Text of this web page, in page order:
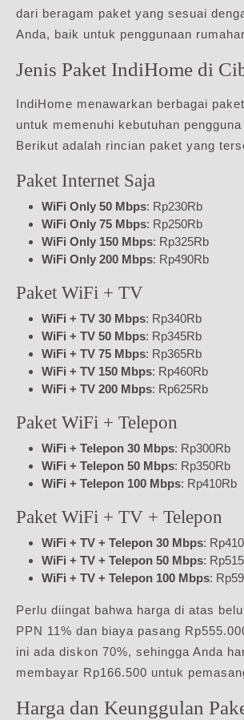
dari beragam paket yang sesuai
Anda, baik untuk penggunaan
Jenis Paket IndiHome di
IndiHome menawarkan berbagai
untuk memenuhi kebutuhan
Berikut adalah rincian paket yang
Paket Internet Saja
WiFi Only 50 Mbps: Rp230Rb
WiFi Only 75 Mbps: Rp250Rb
WiFi Only 150 Mbps: Rp325Rb
WiFi Only 200 Mbps: Rp490Rb
Paket WiFi + TV
WiFi + TV 30 Mbps: Rp340Rb
WiFi + TV 50 Mbps: Rp345Rb
WiFi + TV 75 Mbps: Rp365Rb
WiFi + TV 150 Mbps: Rp460Rb
WiFi + TV 200 Mbps: Rp625Rb
Paket WiFi + Telepon
WiFi + Telepon 30 Mbps: Rp300Rb
WiFi + Telepon 50 Mbps: Rp350Rb
WiFi + Telepon 100 Mbps: Rp410Rb
Paket WiFi + TV + Telepon
WiFi + TV + Telepon 30 Mbps:
WiFi + TV + Telepon 50 Mbps:
WiFi + TV + Telepon 100 Mbps:
Perlu diingat bahwa harga di atas
PPN 11% dan biaya pasang
ini ada diskon 70%, sehingga Anda
membayar Rp166.500 untuk
Harga dan Keunggulan